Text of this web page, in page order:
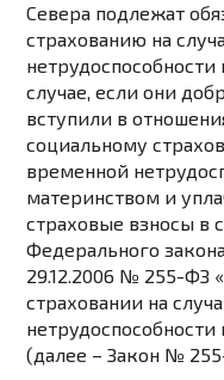
Севера подлежат
страхованию на
случае, если они
вступили в
социальному
временной
материнством и
страховые взносы в
Федерального
29.12.2006 № 255-ФЗ
страховании на
(далее – Закон №